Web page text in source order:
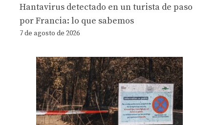
Hantavirus detectado en un turista de paso
por Francia: lo que sabemos
7 de agosto de 2026